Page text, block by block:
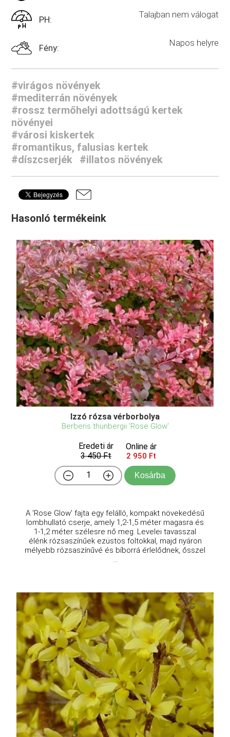
PH: Talajban nem válogat
Fény: Napos helyre
#virágos növények
#mediterrán növények
#rossz termőhelyi adottságú kertek
növényei
#városi kiskertek
#romantikus, falusias kertek
#díszcserjék
#illatos növények
Hasonló termékeink
Izzó rózsa vérborbolya
Berberis thunbergii 'Rose Glow'
Eredeti ár
3 450 Ft
Online ár
2 950 Ft
Kosárba
A 'Rose Glow' fajta egy felálló, kompakt növekedésű
lombhullató cserje, amely 1,2-1,5 méter magasra és
1-1,2 méter szélesre nő meg. Levelei tavasszal
élénk rózsaszínűek ezüstös foltokkal, majd nyáron
mélyebb rózsaszínűvé és bíborrá érlelődnek, ősszel
...